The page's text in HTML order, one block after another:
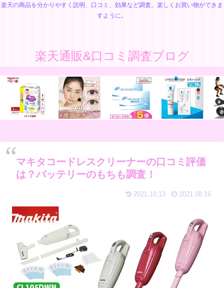
楽天の商品を分かりやすく説明、口コミ、効果など調査。楽しくお買い物ができま
すように。
楽天通販&口コミ調査ブログ
マキタコードレスクリーナーの口コミ評価
は？バッテリーのもちも調査！
2021.10.13 2021.08.16